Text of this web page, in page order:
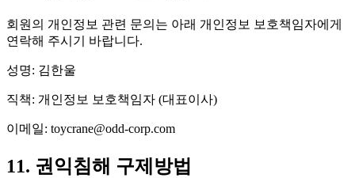
회원의 개인정보 관련 문의는 아래 개인정보 보호책임자에게
연락해 주시기 바랍니다.
성명: 김한울
직책: 개인정보 보호책임자 (대표이사)
이메일: toycrane@odd-corp.com
11. 권익침해 구제방법